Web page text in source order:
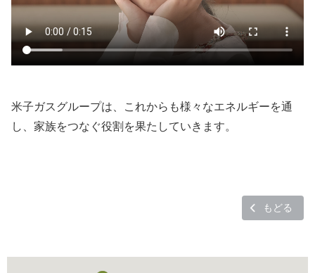
米子ガスグループは、これからも様々なエネルギーを通
し、家族をつなぐ役割を果たしていきます。
もどる